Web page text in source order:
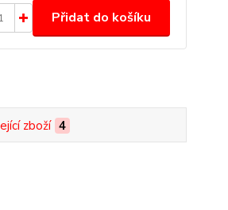
Přidat do košíku
zboží 4